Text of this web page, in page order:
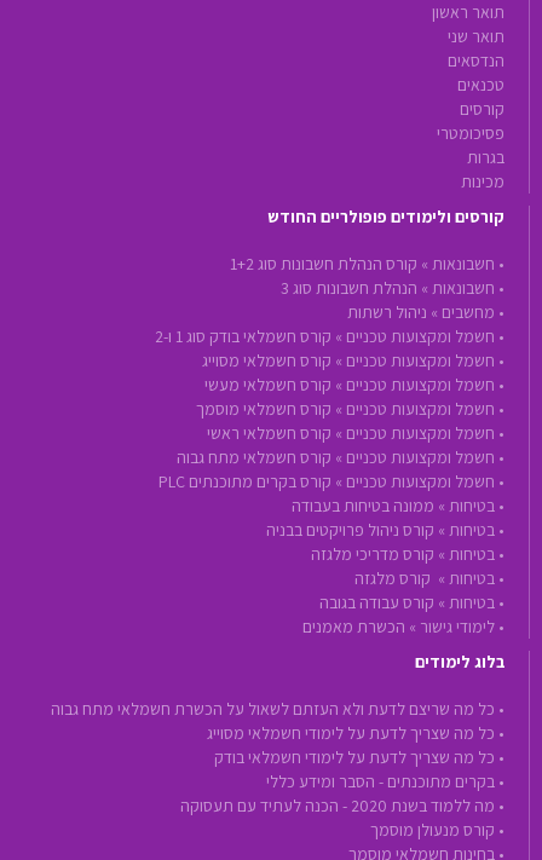
תואר ראשון
תואר שני
הנדסאים
טכנאים
קורסים
פסיכומטרי
בגרות
מכינות
קורסים ולימודים פופולריים החודש
• חשבונאות » קורס הנהלת חשבונות סוג 1+2
• חשבונאות » הנהלת חשבונות סוג 3
• מחשבים » ניהול רשתות
• חשמל ומקצועות טכניים » קורס חשמלאי בודק סוג 1 ו-2
• חשמל ומקצועות טכניים » קורס חשמלאי מסוייג
• חשמל ומקצועות טכניים » קורס חשמלאי מעשי
• חשמל ומקצועות טכניים » קורס חשמלאי מוסמך
• חשמל ומקצועות טכניים » קורס חשמלאי ראשי
• חשמל ומקצועות טכניים » קורס חשמלאי מתח גבוה
• חשמל ומקצועות טכניים » קורס בקרים מתוכנתים PLC
• בטיחות » ממונה בטיחות בעבודה
• בטיחות » קורס ניהול פרויקטים בבניה
• בטיחות » קורס מדריכי מלגזה
• בטיחות » קורס מלגזה
• בטיחות » קורס עבודה בגובה
• לימודי גישור » הכשרת מאמנים
בלוג לימודים
• כל מה שריצם לדעת ולא העזתם לשאול על הכשרת חשמלאי מתח גבוה
• כל מה שצריך לדעת על לימודי חשמלאי מסוייג
• כל מה שצריך לדעת על לימודי חשמלאי בודק
• בקרים מתוכנתים - הסבר ומידע כללי
• מה ללמוד בשנת 2020 - הכנה לעתיד עם תעסוקה
• קורס מנעולן מוסמך
• בחינות חשמלאי מוסמך